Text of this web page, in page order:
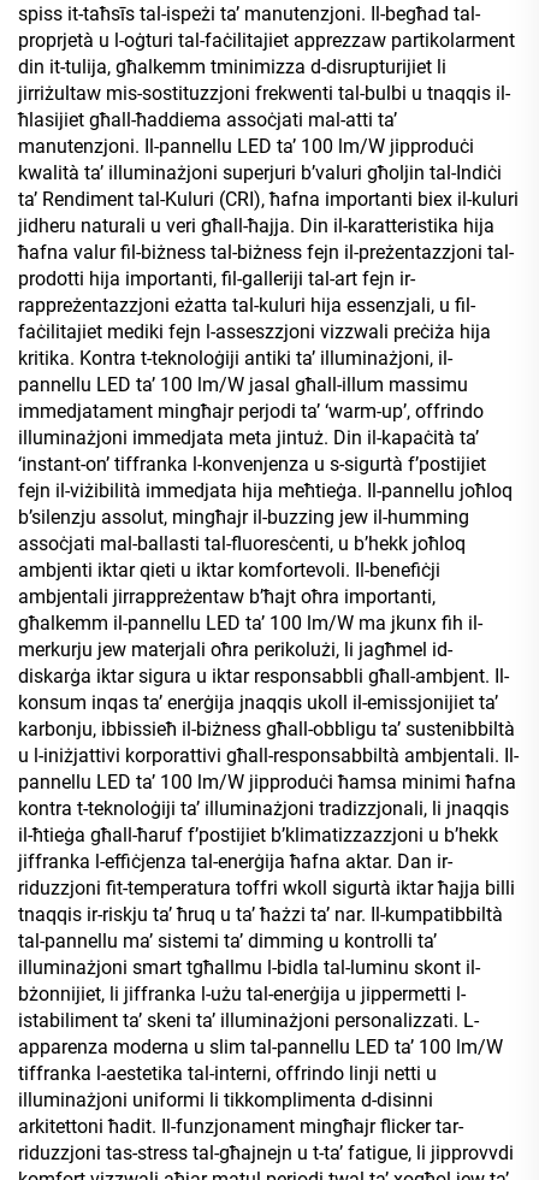
spiss it-taħsīs tal-ispeżi ta’ manutenzjoni. Il-begħad tal-
proprjetà u l-oġturi tal-faċilitajiet apprezzaw partikolarment
din it-tulija, għalkemm tminimizza d-disrupturijiet li
jirriżultaw mis-sostituzzjoni frekwenti tal-bulbi u tnaqqis il-
ħlasijiet għall-ħaddiema assoċjati mal-atti ta’
manutenzjoni. Il-pannellu LED ta’ 100 lm/W jipproduċi
kwalità ta’ illuminażjoni superjuri b’valuri għoljin tal-Indiċi
ta’ Rendiment tal-Kuluri (CRI), ħafna importanti biex il-kuluri
jidheru naturali u veri għall-ħajja. Din il-karatteristika hija
ħafna valur fil-biżness tal-biżness fejn il-preżentazzjoni tal-
prodotti hija importanti, fil-galleriji tal-art fejn ir-
rappreżentazzjoni eżatta tal-kuluri hija essenzjali, u fil-
faċilitajiet mediki fejn l-asseszzjoni vizzwali preċiża hija
kritika. Kontra t-teknoloġiji antiki ta’ illuminażjoni, il-
pannellu LED ta’ 100 lm/W jasal għall-illum massimu
immedjatament mingħajr perjodi ta’ ‘warm-up’, offrindo
illuminażjoni immedjata meta jintuż. Din il-kapaċità ta’
‘instant-on’ tiffranka l-konvenjenza u s-sigurtà f’postijiet
fejn il-viżibilità immedjata hija meħtieġa. Il-pannellu joħloq
b’silenzju assolut, mingħajr il-buzzing jew il-humming
assoċjati mal-ballasti tal-fluoresċenti, u b’hekk joħloq
ambjenti iktar qieti u iktar komfortevoli. Il-benefiċji
ambjentali jirrappreżentaw b’ħajt oħra importanti,
għalkemm il-pannellu LED ta’ 100 lm/W ma jkunx fih il-
merkurju jew materjali oħra perikolużi, li jagħmel id-
diskarġa iktar sigura u iktar responsabbli għall-ambjent. Il-
konsum inqas ta’ enerġija jnaqqis ukoll il-emissjonijiet ta’
karbonju, ibbissieħ il-biżness għall-obbligu ta’ sustenibbiltà
u l-iniżjattivi korporattivi għall-responsabbiltà ambjentali. Il-
pannellu LED ta’ 100 lm/W jipproduċi ħamsa minimi ħafna
kontra t-teknoloġiji ta’ illuminażjoni tradizzjonali, li jnaqqis
il-ħtieġa għall-ħaruf f’postijiet b’klimatizzazzjoni u b’hekk
jiffranka l-effiċjenza tal-enerġija ħafna aktar. Dan ir-
riduzzjoni fit-temperatura toffri wkoll sigurtà iktar ħajja billi
tnaqqis ir-riskju ta’ ħruq u ta’ ħażzi ta’ nar. Il-kumpatibbiltà
tal-pannellu ma’ sistemi ta’ dimming u kontrolli ta’
illuminażjoni smart tgħallmu l-bidla tal-luminu skont il-
bżonnijiet, li jiffranka l-użu tal-enerġija u jippermetti l-
istabiliment ta’ skeni ta’ illuminażjoni personalizzati. L-
apparenza moderna u slim tal-pannellu LED ta’ 100 lm/W
tiffranka l-aestetika tal-interni, offrindo linji netti u
illuminażjoni uniformi li tikkomplimenta d-disinni
arkitettoni ħadit. Il-funzjonament mingħajr flicker tar-
riduzzjoni tas-stress tal-għajnejn u t-ta’ fatigue, li jipprovvdi